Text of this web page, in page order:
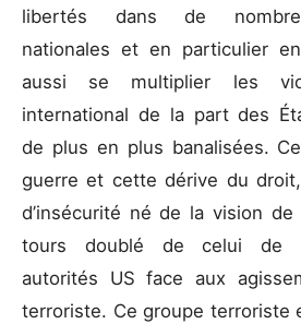
libertés dans de
nationales et en particulier
aussi se multiplier les
international de la part des
de plus en plus banalisées.
guerre et cette dérive du
d’insécurité né de la vision de
tours doublé de celui de
autorités US face aux
terroriste. Ce groupe terroriste